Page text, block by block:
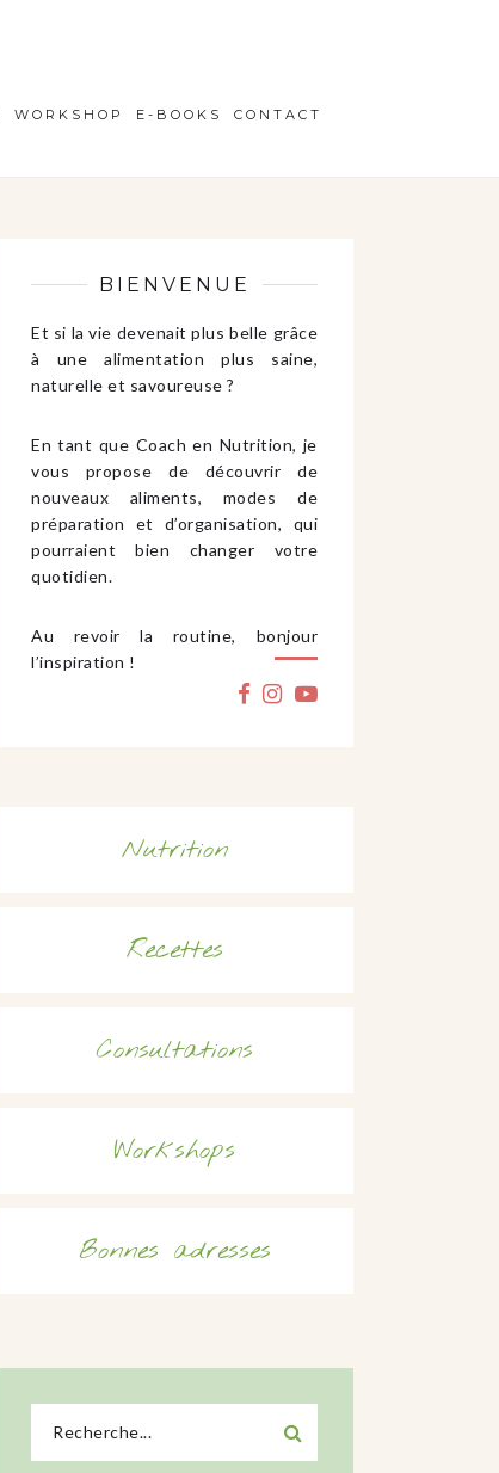
WORKSHOP E-BOOKS CONTACT
BIENVENUE
Et si la vie devenait plus belle grâce
à une alimentation plus saine,
naturelle et savoureuse ?
En tant que Coach en Nutrition, je
vous propose de découvrir de
nouveaux aliments, modes de
préparation et d’organisation, qui
pourraient bien changer votre
quotidien.
Au revoir la routine, bonjour
l’inspiration !
Nutrition
Recettes
Consultations
Workshops
Bonnes adresses